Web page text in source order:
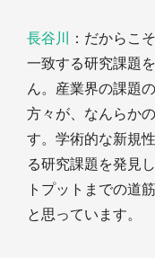
長谷川
：だからこ
一致する研究課題
ん。産業界の課題
方々が、なんらか
す。学術的な新規
る研究課題を発見
トプットまでの道
と思っています。